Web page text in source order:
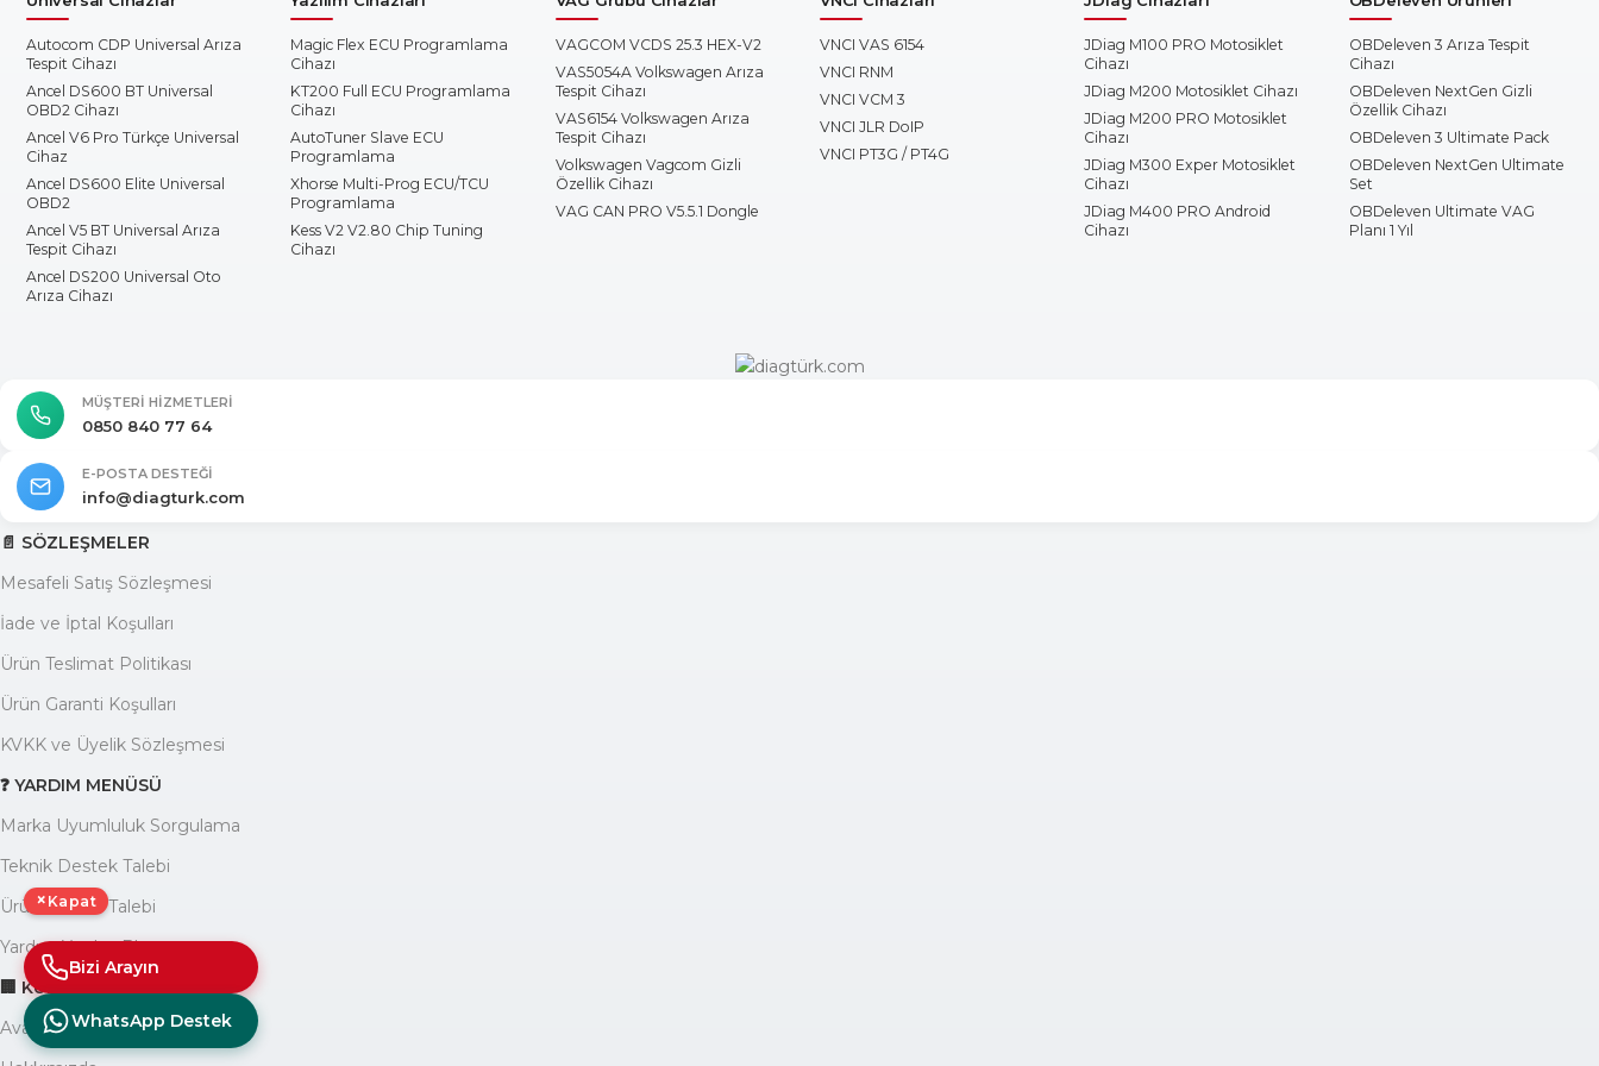
Autocom CDP Universal Arıza
Tespit Cihazı
Ancel DS600 BT Universal
OBD2 Cihazı
Ancel V6 Pro Türkçe Universal
Cihaz
Ancel DS600 Elite Universal
OBD2
Ancel V5 BT Universal Arıza
Tespit Cihazı
Ancel DS200 Universal Oto
Arıza Cihazı
Magic Flex ECU Programlama
Cihazı
KT200 Full ECU Programlama
Cihazı
AutoTuner Slave ECU
Programlama
Xhorse Multi-Prog ECU/TCU
Programlama
Kess V2 V2.80 Chip Tuning
Cihazı
VAGCOM VCDS 25.3 HEX-V2
VAS5054A Volkswagen Arıza
Tespit Cihazı
VAS6154 Volkswagen Arıza
Tespit Cihazı
Volkswagen Vagcom Gizli
Özellik Cihazı
VAG CAN PRO V5.5.1 Dongle
VNCI VAS 6154
VNCI RNM
VNCI VCM 3
VNCI JLR DoIP
VNCI PT3G / PT4G
JDiag M100 PRO Motosiklet
Cihazı
JDiag M200 Motosiklet Cihazı
JDiag M200 PRO Motosiklet
Cihazı
JDiag M300 Exper Motosiklet
Cihazı
JDiag M400 PRO Android
Cihazı
OBDeleven 3 Arıza Tespit
Cihazı
OBDeleven NextGen Gizli
Özellik Cihazı
OBDeleven 3 Ultimate Pack
OBDeleven NextGen Ultimate
Set
OBDeleven Ultimate VAG
Planı 1 Yıl
MÜŞTERI HIZMETLERI
0850 840 77 64
E-POSTA DESTEĞI
info@diagturk.com
📄 SÖZLEŞMELER
Mesafeli Satış Sözleşmesi
İade ve İptal Koşulları
Ürün Teslimat Politikası
Ürün Garanti Koşulları
KVKK ve Üyelik Sözleşmesi
❓ YARDIM MENÜSÜ
Marka Uyumluluk Sorgulama
Teknik Destek Talebi
Ürün Garanti Talebi
Yardım Yazıları Blogu
🏢 KURUMSAL
Avantajlarımız
× Kapat
Bizi Arayın
WhatsApp Destek